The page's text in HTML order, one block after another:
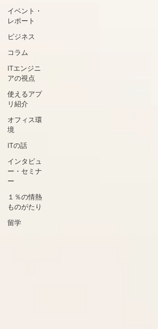
イベント・
レポート
ビジネス
コラム
ITエンジニ
アの視点
使えるアプ
リ紹介
オフィス環
境
ITの話
インタビュ
ー・セミナ
ー
１％の情熱
ものがたり
留学